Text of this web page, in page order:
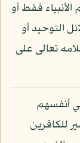
الأنبياء فقط أو
التوحيد أو
تعالى على
أنفسهم
للكافرين